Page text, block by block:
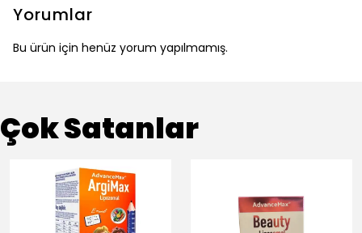
Yorumlar
Bu ürün için henüz yorum yapılmamış.
Çok Satanlar